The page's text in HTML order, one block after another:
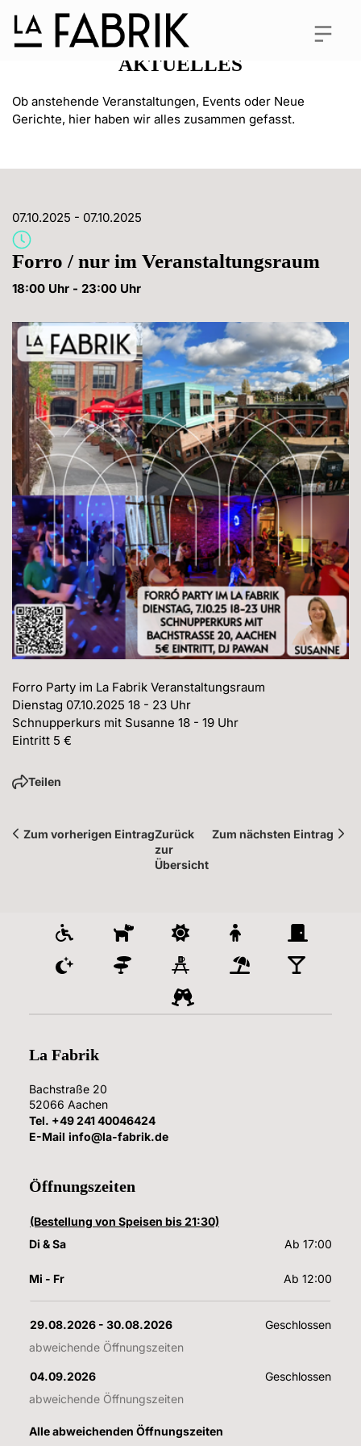
AKTUELLES
Ob anstehende Veranstaltungen, Events oder Neue
Gerichte, hier haben wir alles zusammen gefasst.
07.10.2025 - 07.10.2025
Forro / nur im Veranstaltungsraum
18:00 Uhr - 23:00 Uhr
Forro Party im La Fabrik Veranstaltungsraum
Dienstag 07.10.2025 18 - 23 Uhr
Schnupperkurs mit Susanne 18 - 19 Uhr
Eintritt 5 €
Teilen
Zum vorherigen EintragZurück
zur
Übersicht
Zum nächsten Eintrag
La Fabrik
Bachstraße 20
52066 Aachen
Tel. +49 241 40046424
E-Mail info@la-fabrik.de
Öffnungszeiten
(Bestellung von Speisen bis 21:30)
Di & Sa
Ab 17:00
Mi - Fr Ab 12:00
29.08.2026 - 30.08.2026
Geschlossen
abweichende Öffnungszeiten
04.09.2026
Geschlossen
abweichende Öffnungszeiten
Alle abweichenden Öffnungszeiten